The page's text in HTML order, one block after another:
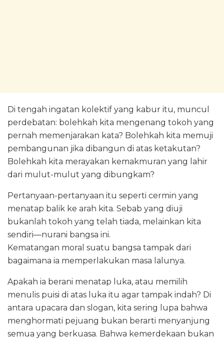
Di tengah ingatan kolektif yang kabur itu, muncul
perdebatan: bolehkah kita mengenang tokoh yang
pernah memenjarakan kata? Bolehkah kita memuji
pembangunan jika dibangun di atas ketakutan?
Bolehkah kita merayakan kemakmuran yang lahir
dari mulut-mulut yang dibungkam?
Pertanyaan-pertanyaan itu seperti cermin yang
menatap balik ke arah kita. Sebab yang diuji
bukanlah tokoh yang telah tiada, melainkan kita
sendiri—nurani bangsa ini.
Kematangan moral suatu bangsa tampak dari
bagaimana ia memperlakukan masa lalunya.
Apakah ia berani menatap luka, atau memilih
menulis puisi di atas luka itu agar tampak indah? Di
antara upacara dan slogan, kita sering lupa bahwa
menghormati pejuang bukan berarti menyanjung
semua yang berkuasa. Bahwa kemerdekaan bukan